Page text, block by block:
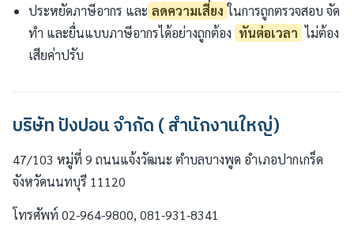
ประหยัดภาษีอากร และ ลดความเสี่ยง ในการถูกตรวจสอบ จัด
ทำ และยื่นแบบภาษีอากรได้อย่างถูกต้อง ทันต่อเวลา ไม่ต้อง
เสียค่าปรับ
บริษัท ปังปอน จำกัด ( สำนักงานใหญ่)
47/103 หมู่ที่ 9 ถนนแจ้งวัฒนะ ตำบลบางพูด อำเภอปากเกร็ด
จังหวัดนนทบุรี 11120
โทรศัพท์ 02-964-9800, 081-931-8341